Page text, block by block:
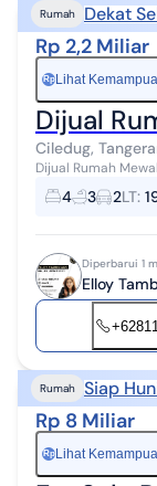
Rumah Dekat
Rp 2,2 Miliar
Rp Lihat
Dijual
Ciledug,
Dijual Rumah
& Survey : WA/Call :
m2, LB : 180 m...
4 3 2LT:
Diperbarui 1
Elloy
Rumah Siap
Rp 8 Miliar
Rp Lihat